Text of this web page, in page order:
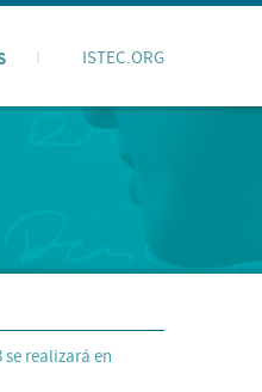
ISTEC.ORG
se realizará en